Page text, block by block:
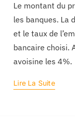
Le montant du
les banques. La
et le taux de
bancaire choisi.
avoisine les 4%.
Lire La Suite